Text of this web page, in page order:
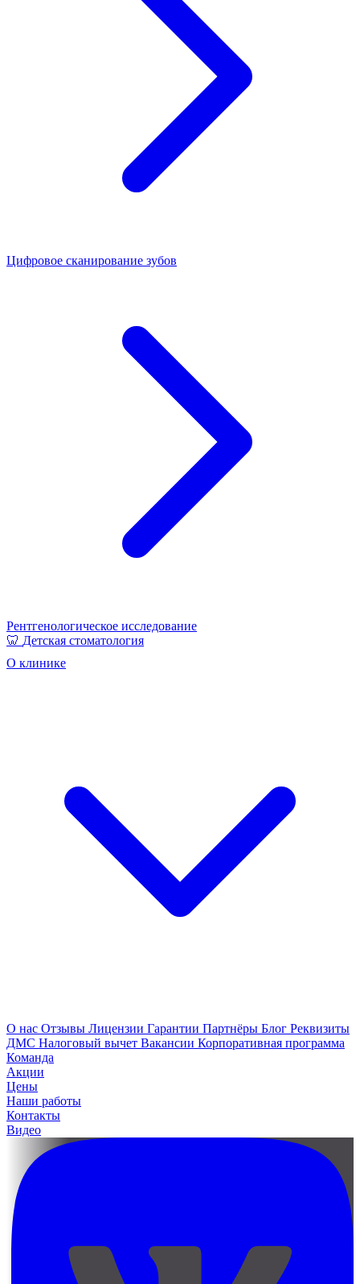
Цифровое сканирование зубов
Рентгенологическое исследование
🦷 Детская стоматология
О клинике
О нас Отзывы Лицензии Гарантии Партнёры Блог Реквизиты
ДМС Налоговый вычет Вакансии Корпоративная программа
Команда
Акции
Цены
Наши работы
Контакты
Видео